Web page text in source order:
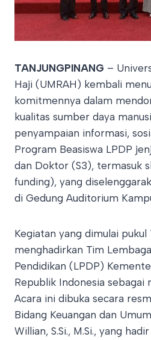
TANJUNGPINANG –
Haji (UMRAH) kembali
komitmennya dalam
kualitas sumber daya
penyampaian informasi,
Program Beasiswa LPDP
dan Doktor (S3), termasuk
funding), yang
di Gedung Auditorium
Kegiatan yang dimulai
menghadirkan Tim
Pendidikan (LPDP)
Republik Indonesia sebagai
Acara ini dibuka secara
Bidang Keuangan dan
Willian, S.Si., M.Si., yang